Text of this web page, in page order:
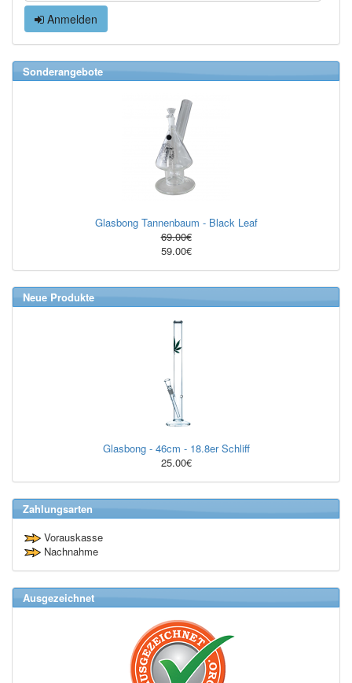
Anmelden
Sonderangebote
Glasbong Tannenbaum - Black Leaf
69.00€
59.00€
Neue Produkte
Glasbong - 46cm - 18.8er Schliff
25.00€
Zahlungsarten
Vorauskasse
Nachnahme
Ausgezeichnet